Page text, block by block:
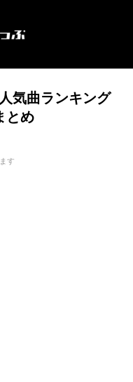
気曲ランキング
とめ
す